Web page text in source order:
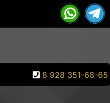
8 928 351-68-65